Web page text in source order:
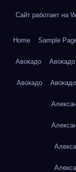
Сайт работает на
Home Sample
Авокадо Авокадо
Авокадо Авокадо